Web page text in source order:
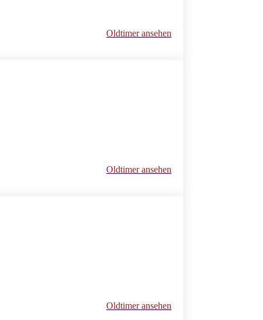
Oldtimer ansehen
Oldtimer ansehen
Oldtimer ansehen